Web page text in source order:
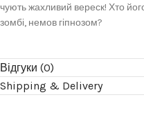
чують жахливий вереск! Хто
зомбі, немов гіпнозом?
Відгуки (0)
Shipping & Delivery